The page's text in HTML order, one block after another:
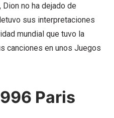
no ha dejado de
sus interpretaciones
mundial que tuvo la
canciones en unos Juegos
Paris